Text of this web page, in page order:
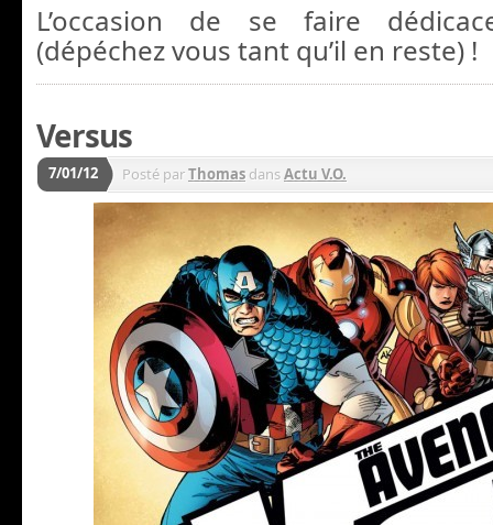
L’occasion de se faire
(dépéchez vous tant qu’il en reste) !
Versus
7/01/12 Posté parThomas dansActu V.O.